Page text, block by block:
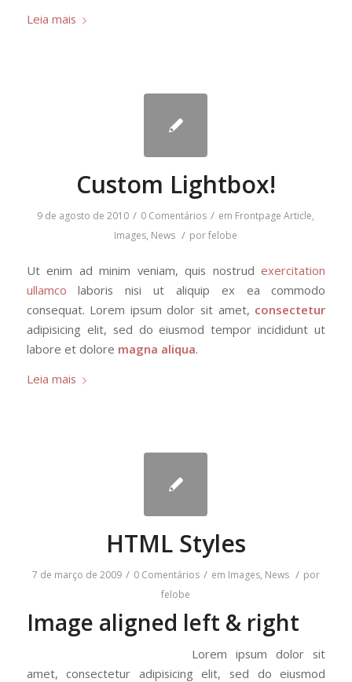
Leia mais
Custom Lightbox!
9 de agosto de 2010 / 0 Comentários / em Frontpage Article,
Images, News / porfelobe
Ut enim ad minim veniam, quis nostrudexercitation
ullamco laboris nisi ut aliquip ex ea commodo
consequat. Lorem ipsum dolor sit amet, consectetur
adipisicing elit, sed do eiusmod tempor incididunt ut
labore et dolore magna aliqua.
Leia mais
HTML Styles
7 de março de 2009 / 0 Comentários / em Images, News / por
felobe
Image aligned left & right
Lorem ipsum dolor sit
amet, consectetur adipisicing elit, sed do eiusmod